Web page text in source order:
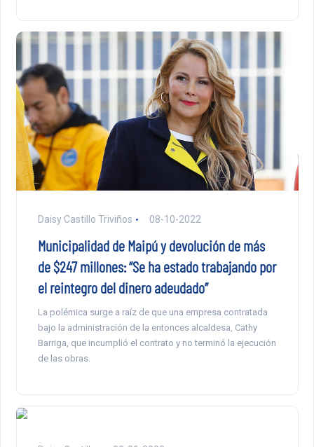
Daisy Castillo Triviños 08-10-2022
Municipalidad de Maipú y devolución de más
de $247 millones: “Se ha estado trabajando por
el reintegro del dinero adeudado”
La polémica surge a raíz de que una empresa contratada
bajo la administración de la entonces alcaldesa, Cathy
Barriga, que incumplió el contrato y no terminó la ejecución
de las obras.